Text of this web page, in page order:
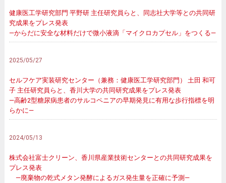
健康医工学研究部門 平野研 主任研究員らと、同志社大学等との共同研
究成果をプレス発表
―からだに安全な材料だけで微小液滴「マイクロカプセル」をつくる―
2025/05/27
セルフケア実装研究センター（兼務：健康医工学研究部門） 土田 和可
子 主任研究員らと、香川大学の共同研究成果をプレス発表
―高齢2型糖尿病患者のサルコペニアの早期発見に有用な歩行指標を明
らかに―
2024/05/13
株式会社富士クリーン、香川県産業技術センターとの共同研究成果を
プレス発表
―廃棄物の乾式メタン発酵によるガス発生量を正確に予測―